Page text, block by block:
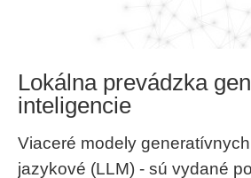
Lokálna prevádzka
inteligencie
Viaceré modely
jazykové (LLM) - sú vydané